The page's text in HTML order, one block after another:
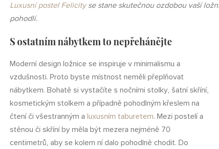
Luxusní postel Felicityse stane skutečnou ozdobou vaší
pohodlí.
S ostatním nábytkem to nepřehánějte
Moderní design ložnice se inspiruje v minimalismu a
vzdušnosti. Proto byste místnost neměli přeplňovat
nábytkem. Bohatě si vystačíte s nočními stolky, šatní skříní,
kosmetickým stolkem a případně pohodlným křeslem na
čtení či všestranným a luxusním taburetem. Mezi postelí a
stěnou či skříní by měla být mezera nejméně 70
centimetrů, aby se kolem ní dalo pohodlně chodit. Do